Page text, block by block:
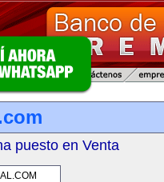
puesto en Venta